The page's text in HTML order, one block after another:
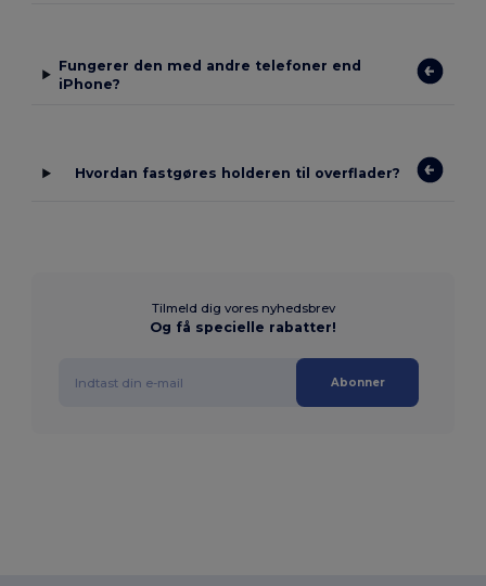
Fungerer den med andre telefoner end
iPhone?
Hvordan fastgøres holderen til overflader?
Tilmeld dig vores nyhedsbrev
Og få specielle rabatter!
Abonner